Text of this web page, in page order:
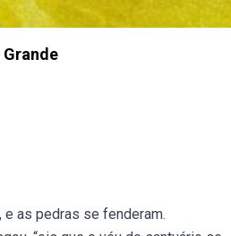
as pedras se fenderam.